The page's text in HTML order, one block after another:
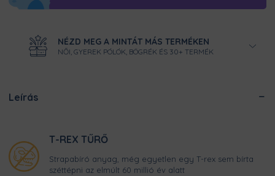
NÉZD MEG A MINTÁT MÁS TERMÉKEN
NŐI, GYEREK PÓLÓK, BÖGRÉK ÉS 30+ TERMÉK
Leírás
T-REX TŰRŐ
Strapabíró anyag, még egyetlen egy T-rex sem bírta
széttépni az elmúlt 60 millió év alatt